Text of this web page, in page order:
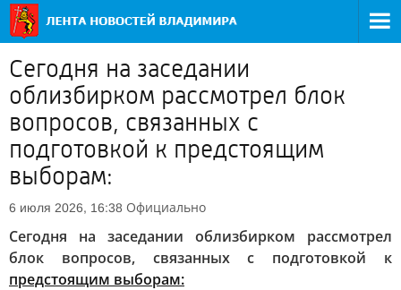
Сегодня на заседании
облизбирком рассмотрел блок
вопросов, связанных с
подготовкой к предстоящим
выборам:
6 июля 2026, 16:38 Официально
Сегодня на заседании облизбирком рассмотрел
блок вопросов, связанных с подготовкой к
предстоящим выборам: